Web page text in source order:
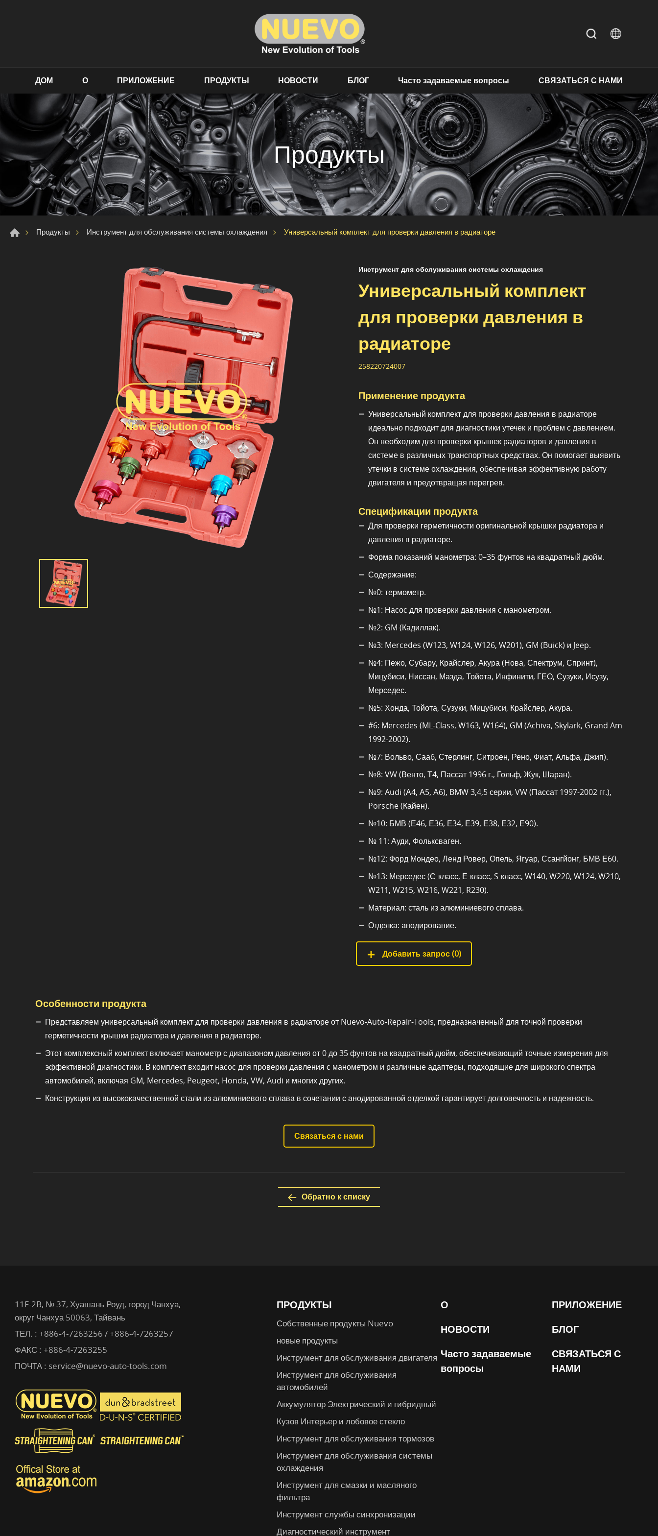
ДОМ О ПРИЛОЖЕНИЕ ПРОДУКТЫ НОВОСТИ БЛОГ Часто задаваемые вопросы СВЯЗАТЬСЯ С НАМИ
Продукты
Продукты Инструмент для обслуживания системы охлаждения Универсальный комплект для проверки давления в радиаторе
Инструмент для обслуживания системы охлаждения
Универсальный комплект
для проверки давления в
радиаторе
258220724007
Применение продукта
Универсальный комплект для проверки давления в радиаторе
идеально подходит для диагностики утечек и проблем с давлением.
Он необходим для проверки крышек радиаторов и давления в
системе в различных транспортных средствах. Он помогает выявить
утечки в системе охлаждения, обеспечивая эффективную работу
двигателя и предотвращая перегрев.
Спецификации продукта
Для проверки герметичности оригинальной крышки радиатора и
давления в радиаторе.
Форма показаний манометра: 0–35 фунтов на квадратный дюйм.
Содержание:
№0: термометр.
№1: Насос для проверки давления с манометром.
№2: GM (Кадиллак).
№3: Mercedes (W123, W124, W126, W201), GM (Buick) и Jeep.
№4: Пежо, Субару, Крайслер, Акура (Нова, Спектрум, Спринт),
Мицубиси, Ниссан, Мазда, Тойота, Инфинити, ГЕО, Сузуки, Исузу,
Мерседес.
№5: Хонда, Тойота, Сузуки, Мицубиси, Крайслер, Акура.
#6: Mercedes (ML-Class, W163, W164), GM (Achiva, Skylark, Grand Am
1992-2002).
№7: Вольво, Сааб, Стерлинг, Ситроен, Рено, Фиат, Альфа, Джип).
№8: VW (Венто, Т4, Пассат 1996 г., Гольф, Жук, Шаран).
№9: Audi (А4, А5, А6), BMW 3,4,5 серии, VW (Пассат 1997-2002 гг.),
Porsche (Кайен).
№10: БМВ (Е46, Е36, Е34, Е39, Е38, Е32, Е90).
№ 11: Ауди, Фольксваген.
№12: Форд Мондео, Ленд Ровер, Опель, Ягуар, Ссангйонг, БМВ Е60.
№13: Мерседес (С-класс, Е-класс, S-класс, W140, W220, W124, W210,
W211, W215, W216, W221, R230).
Материал: сталь из алюминиевого сплава.
Отделка: анодирование.
Добавить запрос (0)
Особенности продукта
Представляем универсальный комплект для проверки давления в радиаторе от Nuevo-Auto-Repair-Tools, предназначенный для точной проверки
герметичности крышки радиатора и давления в радиаторе.
Этот комплексный комплект включает манометр с диапазоном давления от 0 до 35 фунтов на квадратный дюйм, обеспечивающий точные измерения для
эффективной диагностики. В комплект входит насос для проверки давления с манометром и различные адаптеры, подходящие для широкого спектра
автомобилей, включая GM, Mercedes, Peugeot, Honda, VW, Audi и многих других.
Конструкция из высококачественной стали из алюминиевого сплава в сочетании с анодированной отделкой гарантирует долговечность и надежность.
Связаться с нами
Обратно к списку
ПРОДУКТЫ
Собственные продукты Nuevo
новые продукты
Инструмент для обслуживания двигателя
Инструмент для обслуживания
автомобилей
Аккумулятор Электрический и гибридный
Кузов Интерьер и лобовое стекло
Инструмент для обслуживания тормозов
Инструмент для обслуживания системы
охлаждения
Инструмент для смазки и масляного
фильтра
Инструмент службы синхронизации
Диагностический инструмент
О
ПРИЛОЖЕНИЕ
НОВОСТИ
БЛОГ
Часто задаваемые
вопросы
СВЯЗАТЬСЯ С
НАМИ
11F-2B, № 37, Хуашань Роуд, город Чанхуа,
округ Чанхуа 50063, Тайвань
ТЕЛ. : +886-4-7263256 / +886-4-7263257
ФАКС : +886-4-7263255
ПОЧТА : service@nuevo-auto-tools.com